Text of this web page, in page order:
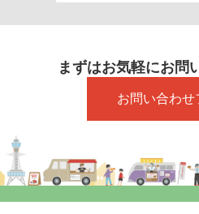
まずはお気軽にお問
お問い合わせ